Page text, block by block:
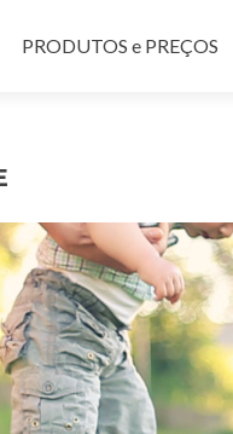
PRODUTOS e PREÇOS